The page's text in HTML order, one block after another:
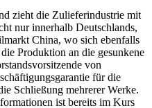
zieht die Zulieferindustrie mit
nur innerhalb Deutschlands,
China, wo sich ebenfalls
Produktion an die gesunkene
von
für die
Schließung mehrerer Werke.
ist bereits im Kurs